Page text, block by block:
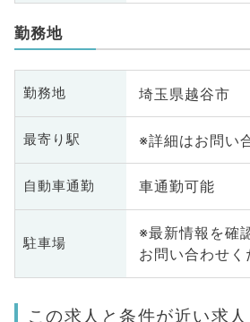
勤務地
勤務地 埼玉県越谷市
最寄り駅 ※詳細はお問い
自動車通勤 車通勤可能
駐車場
※最新情報を確
お問い合わせく
この求人と条件が近い求人